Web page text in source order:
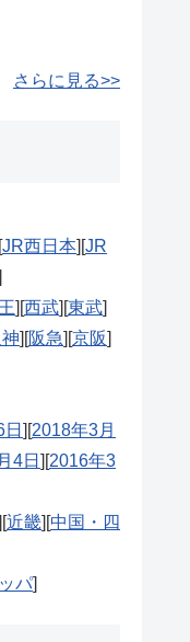
さらに見る>>
JR西日本 JR
西武 東武
阪急 京阪
2018年3月
4日
2016年3
近畿 中国・四
パ]